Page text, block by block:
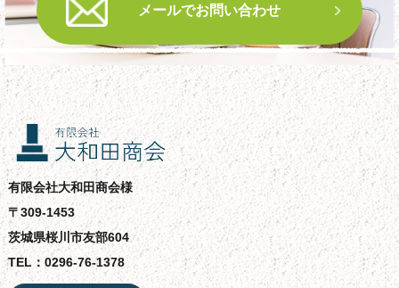
メールでお問い合わせ
有限会社大和田商会様
〒309-1453
茨城県桜川市友部604
TEL： 0296-76-1378